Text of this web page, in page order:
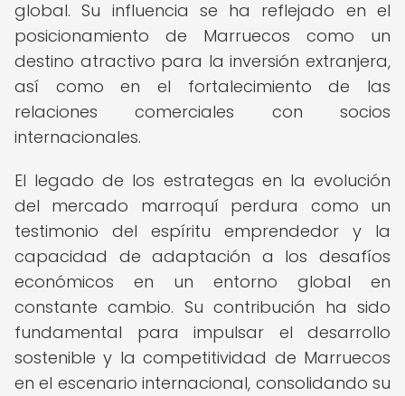
global. Su influencia se ha reflejado en el
posicionamiento de Marruecos como un
destino atractivo para la inversión extranjera,
así como en el fortalecimiento de las
relaciones comerciales con socios
internacionales.
El legado de los estrategas en la evolución
del mercado marroquí perdura como un
testimonio del espíritu emprendedor y la
capacidad de adaptación a los desafíos
económicos en un entorno global en
constante cambio. Su contribución ha sido
fundamental para impulsar el desarrollo
sostenible y la competitividad de Marruecos
en el escenario internacional, consolidando su